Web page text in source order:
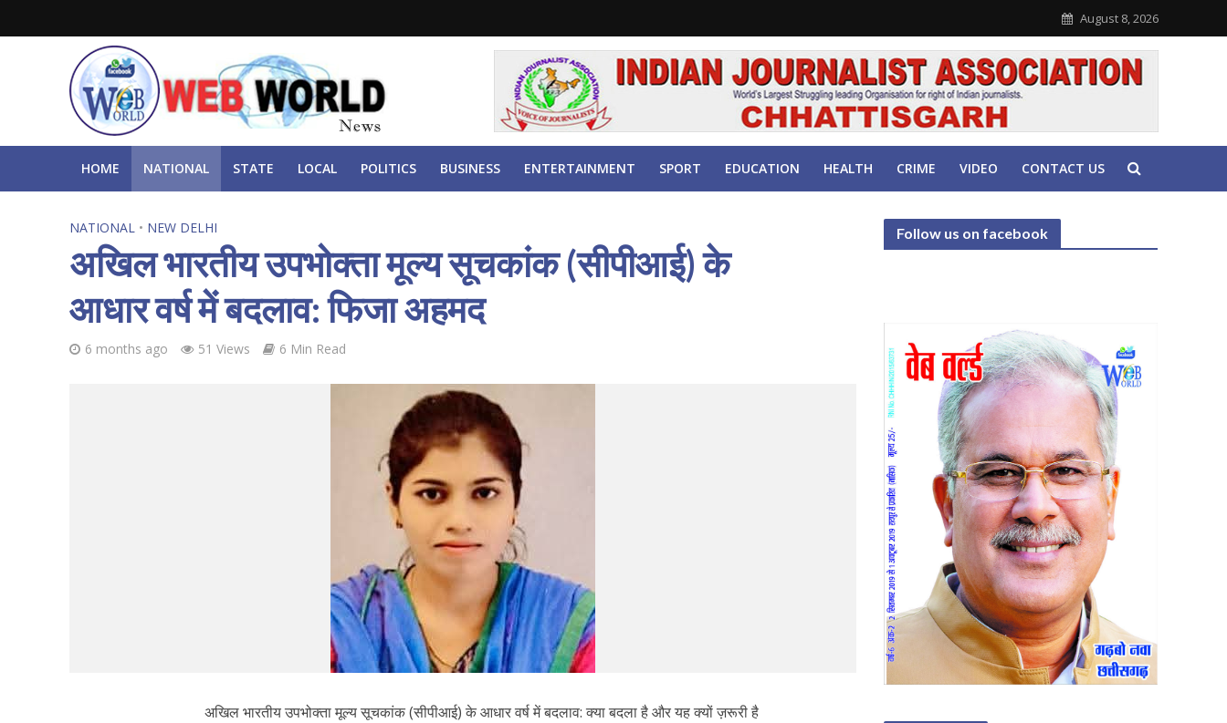
August 8, 2026
HOME NATIONAL STATE LOCAL POLITICS BUSINESS ENTERTAINMENT SPORT EDUCATION HEALTH CRIME VIDEO CONTACT US
NATIONAL • NEW DELHI
अखिल भारतीय उपभोक्ता मूल्य सूचकांक (सीपीआई) के
आधार वर्ष में बदलाव: फिजा अहमद
6 months ago 51 Views 6 Min Read
अखिल भारतीय उपभोक्ता मूल्य सूचकांक (सीपीआई) के आधार वर्ष में बदलाव: क्या बदला है और यह क्यों ज़रूरी है
Follow us on facebook